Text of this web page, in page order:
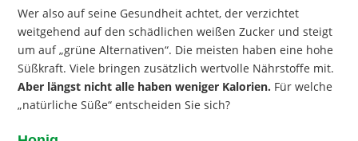
Wer also auf seine Gesundheit achtet, der verzichtet
weitgehend auf den schädlichen weißen Zucker und steigt
um auf „grüne Alternativen“. Die meisten haben eine hohe
Süßkraft. Viele bringen zusätzlich wertvolle Nährstoffe mit.
Aber längst nicht alle haben weniger Kalorien. Für welche
„natürliche Süße“ entscheiden Sie sich?